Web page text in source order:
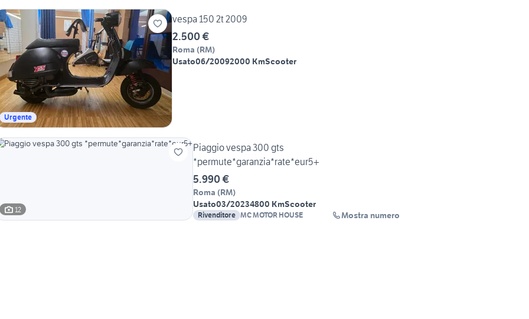
Urgente
vespa 150 2t 2009
2.500 €
Roma (RM)
Usato06/20092000 KmScooter
12
Piaggio vespa 300 gts
*permute*garanzia*rate*eur5+
5.990 €
Roma (RM)
Usato03/20234800 KmScooter
Rivenditore MC MOTOR HOUSE Mostra numero